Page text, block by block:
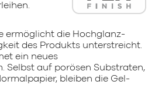
ermöglicht die Hochglanz-
des Produkts unterstreicht.
ein neues
Selbst auf porösen Substraten,
bleiben die Gel-